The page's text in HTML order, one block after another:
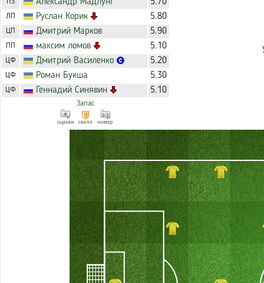
ЛП Руслан Корик 5.80
ЦП Дмитрий Марков 5.90
ПП максим ломов 5.10
ЦФ Дмитрий Василенко 5.20
ЦФ Роман Букша 5.30
ЦФ Геннадий Синявин 5.10
Запас